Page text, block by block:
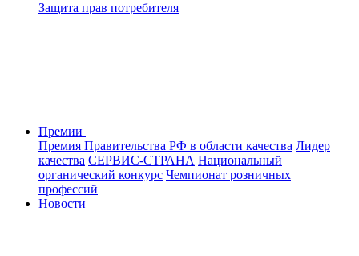
Защита прав потребителя
Премии
Премия Правительства РФ в области качества Лидер
качества СЕРВИС-СТРАНА Национальный
органический конкурс Чемпионат розничных
профессий
Новости